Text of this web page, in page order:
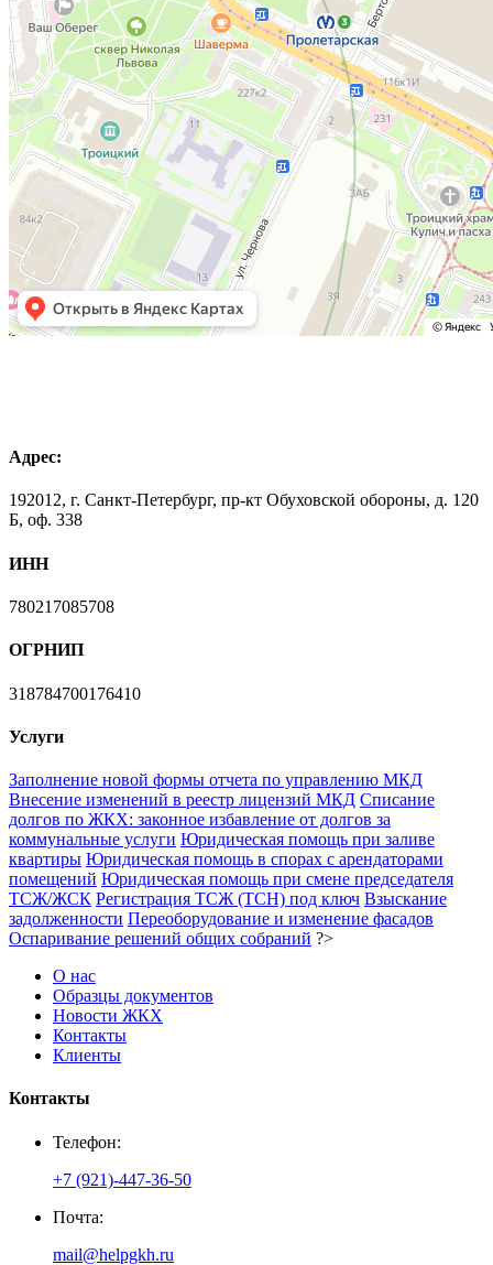
Адрес:
192012, г. Санкт-Петербург, пр-кт Обуховской обороны, д. 120
Б, оф. 338
ИНН
780217085708
ОГРНИП
318784700176410
Услуги
Заполнение новой формы отчета по управлению МКД
Внесение изменений в реестр лицензий МКД Списание
долгов по ЖКХ: законное избавление от долгов за
коммунальные услуги Юридическая помощь при заливе
квартиры Юридическая помощь в спорах с арендаторами
помещений Юридическая помощь при смене председателя
ТСЖ/ЖСК Регистрация ТСЖ (ТСН) под ключ Взыскание
задолженности Переоборудование и изменение фасадов
Оспаривание решений общих собраний ?>
О нас
Образцы документов
Новости ЖКХ
Контакты
Клиенты
Контакты
Телефон:
+7 (921)-447-36-50
Почта:
mail@helpgkh.ru